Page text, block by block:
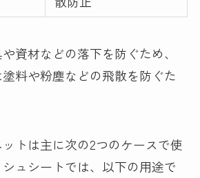
資材などの落下を防ぐため、
料や粉塵などの飛散を防ぐた
トは主に次の2つのケースで使
ュシートでは、以下の用途で